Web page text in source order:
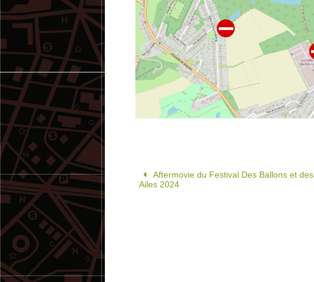
Aftermovie du Festival Des Ballons et des
Ailes 2024